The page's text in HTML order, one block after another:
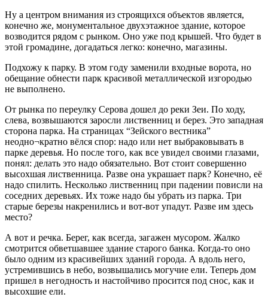
Ну а центром внимания из строящихся объектов является,
конечно же, монументальное двухэтажное здание, которое
возводится рядом с рынком. Оно уже под крышей. Что будет в
этой громадине, догадаться легко: конечно, магазины.
Подхожу к парку. В этом году заменили входные ворота, но
обещание обнести парк красивой металлической изгородью
не выполнено.
От рынка по переулку Серова дошел до реки Зеи. По ходу,
слева, возвышаются заросли лиственниц и берез. Это западная
сторона парка. На страницах “Зейского вестника”
неодно¬кратно вёлся спор: надо или нет выбраковывать в
парке деревья. Но после того, как все увидел своими глазами,
понял: делать это надо обязательно. Вот стоит совершенно
высохшая лиственница. Разве она украшает парк? Конечно, её
надо спилить. Несколько лиственниц при падении повисли на
соседних деревьях. Их тоже надо бы убрать из парка. Три
старые березы накренились и вот-вот упадут. Разве им здесь
место?
А вот и речка. Берег, как всегда, загажен мусором. Жалко
смотрится обветшавшее здание старого банка. Когда-то оно
было одним из красивейших зданий города. А вдоль него,
устремившись в небо, возвышались могучие ели. Теперь дом
пришел в негодность и настойчиво просится под снос, как и
высохшие ели.